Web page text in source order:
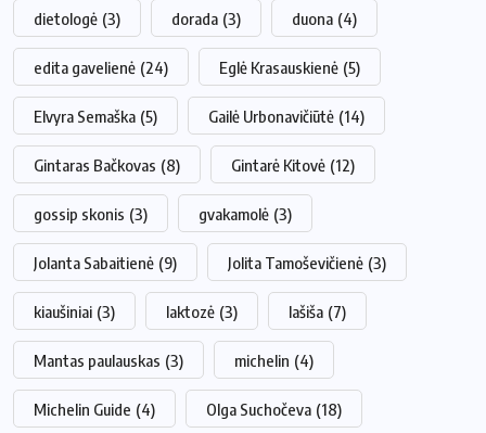
dietologė (3) dorada (3) duona (4)
edita gavelienė (24) Eglė Krasauskienė (5)
Elvyra Semaška (5) Gailė Urbonavičiūtė (14)
Gintaras Bačkovas (8) Gintarė Kitovė (12)
gossip skonis (3) gvakamolė (3)
Jolanta Sabaitienė (9) Jolita Tamoševičienė (3)
kiaušiniai (3) laktozė (3) lašiša (7)
Mantas paulauskas (3) michelin (4)
Michelin Guide (4) Olga Suchočeva (18)